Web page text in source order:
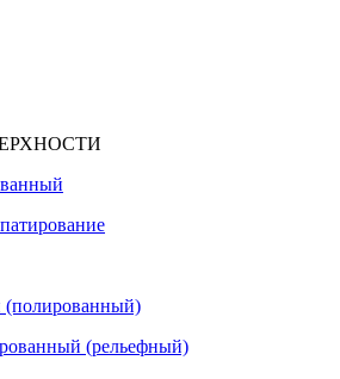
(полированный)
(рельефный)